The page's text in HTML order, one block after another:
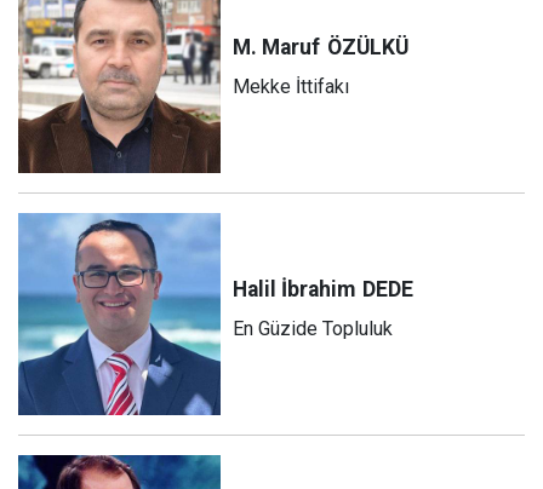
M. Maruf ÖZÜLKÜ
Mekke İttifakı
Halil İbrahim DEDE
En Güzide Topluluk